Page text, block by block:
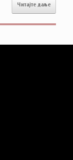
Читајте даље